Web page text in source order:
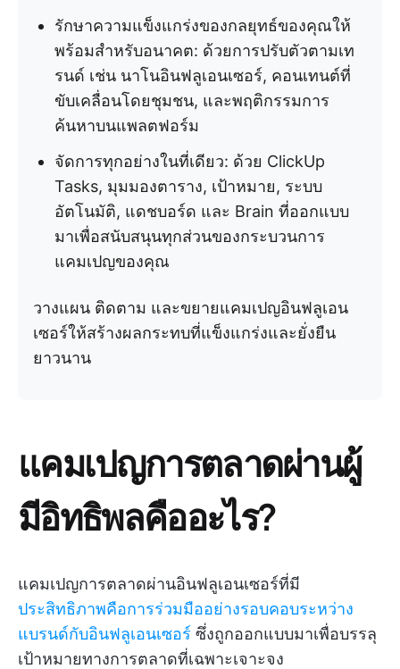
รักษาความแข็งแกร่งของกลยุทธ์ของคุณให้
พร้อมสำหรับอนาคต: ด้วยการปรับตัวตามเท
รนด์ เช่น นาโนอินฟลูเอนเซอร์, คอนเทนต์ที่
ขับเคลื่อนโดยชุมชน, และพฤติกรรมการ
ค้นหาบนแพลตฟอร์ม
จัดการทุกอย่างในที่เดียว: ด้วย ClickUp
Tasks, มุมมองตาราง, เป้าหมาย, ระบบ
อัตโนมัติ, แดชบอร์ด และ Brain ที่ออกแบบ
มาเพื่อสนับสนุนทุกส่วนของกระบวนการ
แคมเปญของคุณ
วางแผน ติดตาม และขยายแคมเปญอินฟลูเอน
เซอร์ให้สร้างผลกระทบที่แข็งแกร่งและยั่งยืน
ยาวนาน
แคมเปญการตลาดผ่านผู้
มีอิทธิพลคืออะไร?
แคมเปญการตลาดผ่านอินฟลูเอนเซอร์ที่มี
ประสิทธิภาพคือการร่วมมืออย่างรอบคอบระหว่าง
แบรนด์กับอินฟลูเอนเซอร์ ซึ่งถูกออกแบบมาเพื่อบรรลุ
เป้าหมายทางการตลาดที่เฉพาะเจาะจง